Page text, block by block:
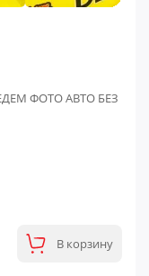
ФОТО АВТО БЕЗ
В корзину